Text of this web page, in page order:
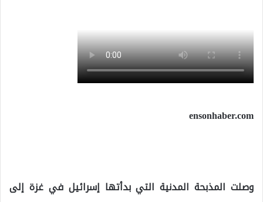
ensonhaber.com
وصلت المذبحة المدنية التي بدأتها إسرائيل في غزة إلى